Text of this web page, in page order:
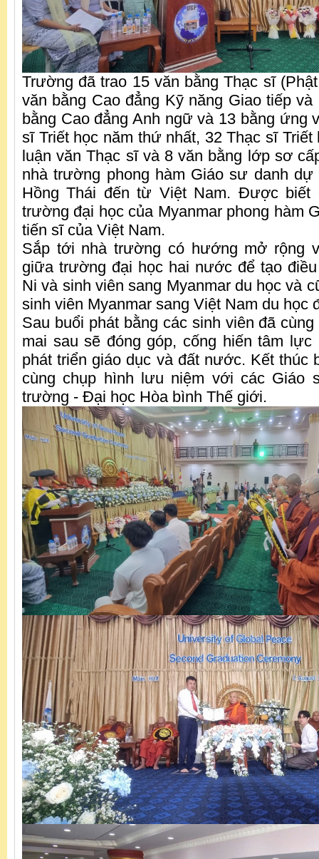
Trường đã trao 15 văn bằng Thạc sĩ
văn bằng Cao đẳng Kỹ năng Giao tiếp
bằng Cao đẳng Anh ngữ và 13 bằng ứng
sĩ Triết học năm thứ nhất, 32 Thạc sĩ
luận văn Thạc sĩ và 8 văn bằng lớp sơ
nhà trường phong hàm Giáo sư danh dự
Hồng Thái đến từ Việt Nam. Được biết
trường đại học của Myanmar phong hàm
tiến sĩ của Việt Nam.
Sắp tới nhà trường có hướng mở rộng
giữa trường đại học hai nước để tạo
Ni và sinh viên sang Myanmar du học và
sinh viên Myanmar sang Việt Nam du học
Sau buổi phát bằng các sinh viên đã
mai sau sẽ đóng góp, cống hiến tâm
phát triển giáo dục và đất nước. Kết thúc
cùng chụp hình lưu niệm với các Giáo
trường - Đại học Hòa bình Thế giới.